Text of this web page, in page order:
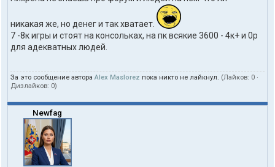
никакая же, но денег и так хватает.
7 -8к игры и стоят на консольках, на пк всякие 3600 - 4к+ и 0р
для адекватных людей.
За это сообщение автора Alex Maslorez пока никто не лайкнул. (Лайков: 0 ·
Дизлайков: 0)
Newfag